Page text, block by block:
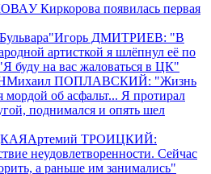
У Киркорова появилась первая
Игорь ДМИТРИЕВ: "В
артисткой я шлёпнул её по
буду на вас жаловаться в ЦК"
Михаил ПОПЛАВСКИЙ: "Жизнь
мордой об асфальт... Я протирал
поднимался и опять шел
Артемий ТРОИЦКИЙ:
неудовлетворенности. Сейчас
а раньше им занимались"